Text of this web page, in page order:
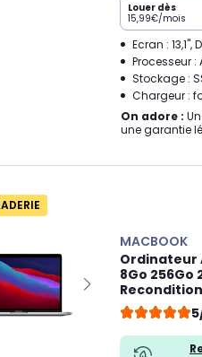
Louer dès
15,99€/mois
Ecran : 13,1",
Processeur :
Stockage :
Chargeur :
On adore :
une garantie
MACBOOK
Ordinateur
8Go 256Go